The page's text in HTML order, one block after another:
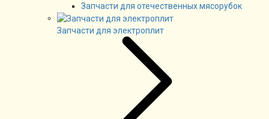
Запчасти для отечественных мясорубок
Запчасти для электроплит